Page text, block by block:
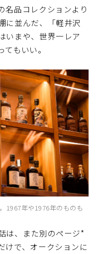
名品コレクションより
に並んだ、「軽井沢
いまや、世界一レア
もいい。
1967年や1976年のものも
は、また別のページ*
けで、オークションに